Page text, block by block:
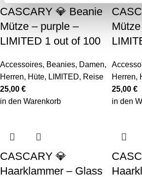
CASCARY 💎 Beanie
Mütze – purple –
LIMITED 1 out of 100
Accessoires, Beanies, Damen,
Herren, Hüte, LIMITED, Reise
25,00 €
in den Warenkorb
Herren,
25,00 €
in den
CASCARY 💎
Haarklammer – Glass